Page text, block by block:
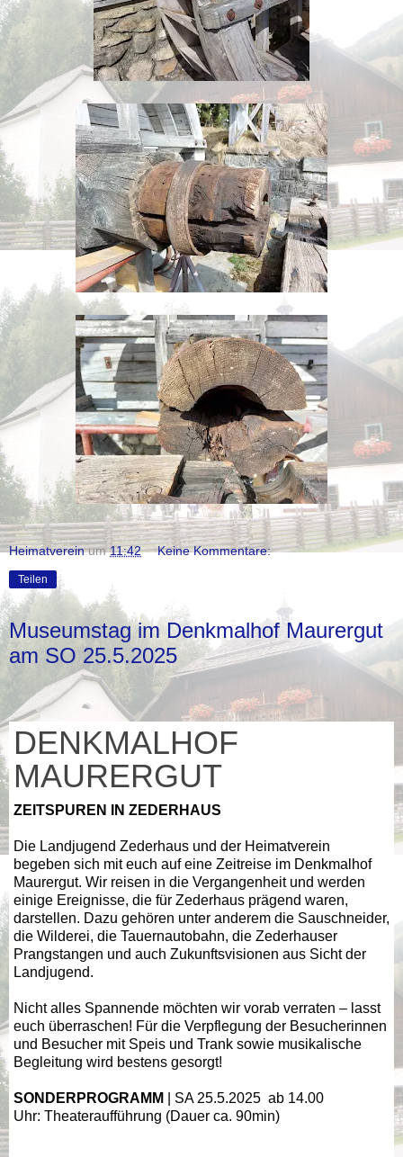
Heimatverein um11:42 Keine Kommentare:
Teilen
Museumstag im Denkmalhof Maurergut
am SO 25.5.2025
DENKMALHOF
MAURERGUT
ZEITSPUREN IN ZEDERHAUS
Die Landjugend Zederhaus und der Heimatverein
begeben sich mit euch auf eine Zeitreise im Denkmalhof
Maurergut. Wir reisen in die Vergangenheit und werden
einige Ereignisse, die für Zederhaus prägend waren,
darstellen. Dazu gehören unter anderem die Sauschneider,
die Wilderei, die Tauernautobahn, die Zederhauser
Prangstangen und auch Zukunftsvisionen aus Sicht der
Landjugend.
Nicht alles Spannende möchten wir vorab verraten – lasst
euch überraschen! Für die Verpflegung der Besucherinnen
und Besucher mit Speis und Trank sowie musikalische
Begleitung wird bestens gesorgt!
SONDERPROGRAMM
| SA 25.5.2025 ab 14.00
Uhr: Theateraufführung (Dauer ca. 90min)